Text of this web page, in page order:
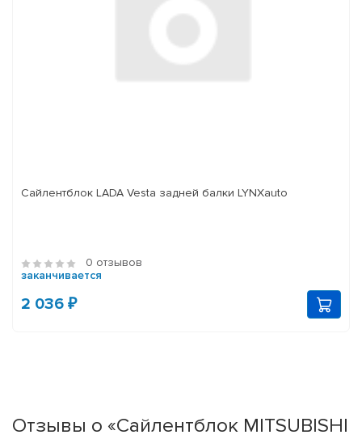
Сайлентблок LADA Vesta задней балки LYNXauto
0 отзывов
заканчивается
2 036 ₽
Отзывы о «Сайлентблок MITSUBISHI